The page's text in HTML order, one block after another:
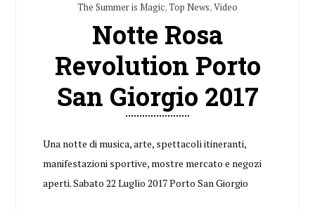
The Summer is Magic,Top News,Video
Notte Rosa
Revolution Porto
San Giorgio 2017
Una notte di musica, arte, spettacoli itineranti,
manifestazioni sportive, mostre mercato e negozi
aperti. Sabato 22 Luglio 2017 Porto San Giorgio